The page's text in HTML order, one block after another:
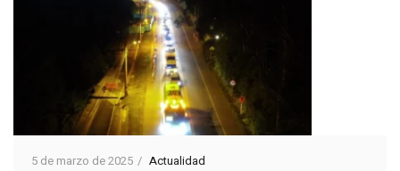
5 de marzo de 2025 Actualidad